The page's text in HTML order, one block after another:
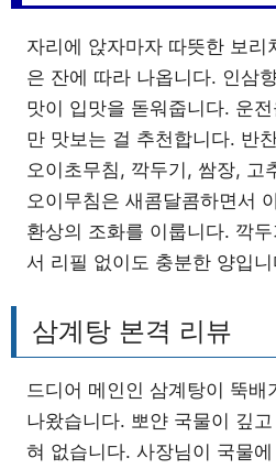
자리에 앉자마자 따뜻한 보리
은 잔에 따라 나옵니다. 인삼
맛이 입맛을 돋워줍니다. 운
만 맛보는 걸 추천합니다. 반
오이초무침, 깍두기, 쌈장, 고
오이무침은 새콤달콤하면서
환상의 조화를 이룹니다. 깍
서 리필 없이도 충분한 양입니
삼계탕 본격 리뷰
드디어 메인인 삼계탕이 뚝배
나왔습니다. 뽀얀 국물이 깊
혀 없습니다. 사장님이 국물